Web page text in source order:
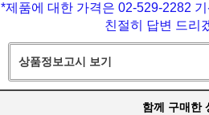
*제품에 대한 가격은 02-529-2282
친절히 답변 드리
상품정보고시 보기
함께 구매한